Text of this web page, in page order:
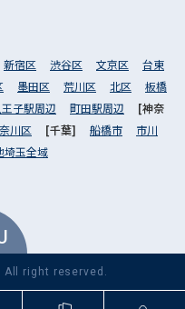
新宿区 渋谷区 文京区
台東
墨田区 荒川区 北区
板橋
子駅周辺 町田駅周辺
[神奈
川区 [千葉] 船橋市
市川
埼玉全域
All right reserved.